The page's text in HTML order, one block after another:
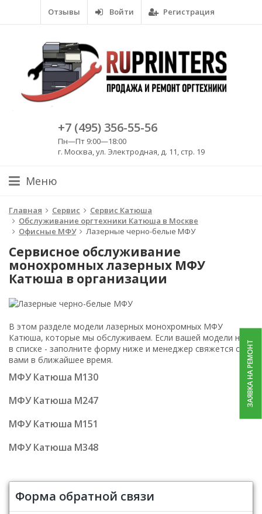
Отзывы Войти Регистрация
+7 (495) 356-55-56
Пн—Пт 9:00—18:00
г. Москва, ул. Электродная, д. 11, стр. 19
Меню
Главная Сервис
Сервис Катюша
Обслуживание оргтехники Катюша в Москве
Офисные МФУ
Лазерные черно-белые МФУ
Сервисное обслуживание
монохромных лазерных МФУ
Катюша в организации
В этом разделе модели лазерных монохромных МФУ
Катюша, которые мы обслуживаем. Если вашей модели нет
в списке - заполните форму ниже и менеджер свяжется с
вами в ближайшее время.
МФУ Катюша M130
МФУ Катюша M247
МФУ Катюша M151
МФУ Катюша M348
Форма обратной связи
ЗАЯВКА НА РЕМОНТ